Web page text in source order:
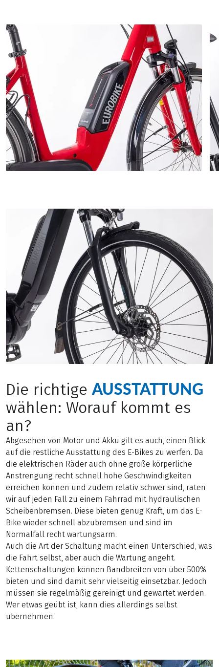
Die richtigeAUSSTATTUNG
wählen: Worauf kommt es
an?
Abgesehen von Motor und Akku gilt es auch, einen Blick
auf die restliche Ausstattung des E-Bikes zu werfen. Da
die elektrischen Räder auch ohne große körperliche
Anstrengung recht schnell hohe Geschwindigkeiten
erreichen können und zudem relativ schwer sind, raten
wir auf jeden Fall zu einem Fahrrad mit hydraulischen
Scheibenbremsen. Diese bieten genug Kraft, um das E-
Bike wieder schnell abzubremsen und sind im
Normalfall recht wartungsarm.
Auch die Art der Schaltung macht einen Unterschied, was
die Fahrt selbst, aber auch die Wartung angeht.
Kettenschaltungen können Bandbreiten von über 500%
bieten und sind damit sehr vielseitig einsetzbar. Jedoch
müssen sie regelmäßig gereinigt und gewartet werden.
Wer etwas geübt ist, kann dies allerdings selbst
übernehmen.